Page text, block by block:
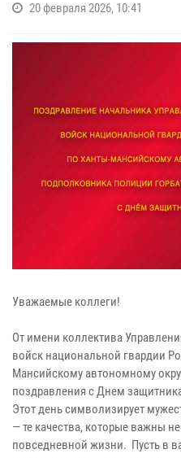
20 февраля 2026, 10:41
Уважаемые коллеги!
От имени коллектива
войск национальной гвардии
Мансийскому автономному
поздравления c Днем
Этот день символизирует
— те качества, которые важны
повседневной жизни. Пусть в